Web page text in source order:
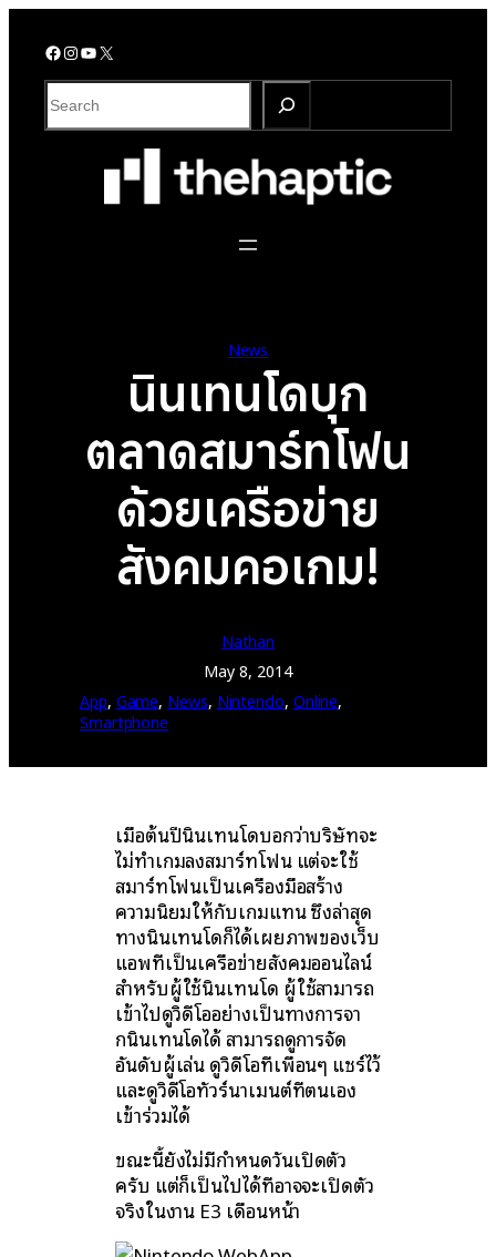
Facebook InstagramYouTube X
S
e
News
นินเทนโดบุก
ตลาดสมาร์ทโฟน
ด้วยเครือข่าย
สังคมคอเกม!
Nathan
May 8, 2014
App, Game, News, Nintendo, Online
Smartphone
เมื่อต้นปีนินเทนโดบอกว่าบริษัทจะ
ไม่ทำเกมลงสมาร์ทโฟน แต่จะใช้
สมาร์ทโฟนเป็นเครื่องมือสร้าง
ความนิยมให้กับเกมแทน ซึ่งล่าสุด
ทางนินเทนโดก็ได้เผยภาพของเว็บ
แอพที่เป็นเครือข่ายสังคมออนไลน์
สำหรับผู้ใช้นินเทนโด ผู้ใช้สามารถ
เข้าไปดูวิดีโออย่างเป็นทางการจา
กนินเทนโดได้ สามารถดูการจัด
อันดับผู้เล่น ดูวิดีโอที่เพื่อนๆ แชร์ไว้
และดูวิดีโอทัวร์นาเมนต์ที่ตนเอง
เข้าร่วมได้
ขณะนี้ยังไม่มีกำหนดวันเปิดตัว
ครับ แต่ก็เป็นไปได้ที่อาจจะเปิดตัว
จริงในงาน E3 เดือนหน้า